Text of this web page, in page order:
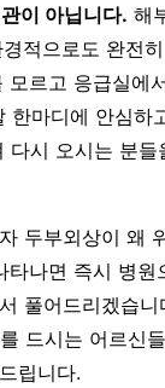
이 아닙니다. 해
적으로도 완전
모르고 응급실에
한마디에 안심하
다시 오시는 분
두부외상이 왜
타나면 즉시 병원
풀어드리겠습
드시는 어르신
립니다.